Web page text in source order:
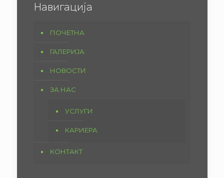
Навигација
ПОЧЕТНА
ГАЛЕРИЈА
НОВОСТИ
ЗА НАС
УСЛУГИ
КАРИЕРА
КОНТАКТ